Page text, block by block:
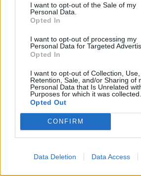
I want to opt-out of the Sale of my
Personal Data.
Opted In
I want to opt-out of processing my
Personal Data for Targeted
Opted In
I want to opt-out of Collection, Use,
Retention, Sale, and/or Sharing of
Personal Data that Is Unrelated
Purposes for which it was collected.
Opted Out
CONFIRM
Data Deletion Data Access
9.6
Posted
in
REVIEWS
with
iPhone 13 Pro Max